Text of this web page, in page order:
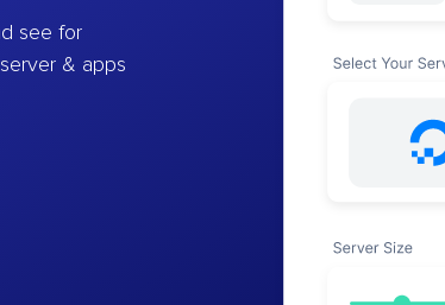
see for
& apps